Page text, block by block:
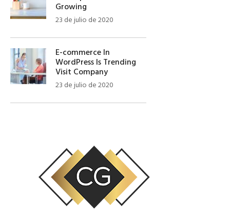
Growing
23 de julio de 2020
E-commerce In
WordPress Is Trending
Visit Company
23 de julio de 2020